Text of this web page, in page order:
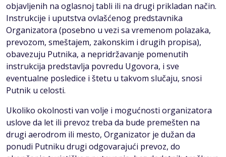
objavljenih na oglasnoj tabli ili na drugi prikladan način.
Instrukcije i uputstva ovlašćenog predstavnika
Organizatora (posebno u vezi sa vremenom polazaka,
prevozom, smeštajem, zakonskim i drugih propisa),
obavezuju Putnika, a nepridržavanje pomenutih
instrukcija predstavlja povredu Ugovora, i sve
eventualne posledice i štetu u takvom slučaju, snosi
Putnik u celosti.
Ukoliko okolnosti van volje i mogućnosti organizatora
uslove da let ili prevoz treba da bude premešten na
drugi aerodrom ili mesto, Organizator je dužаn dа
ponudi Putniku drugi odgovаrаjući prevoz, do